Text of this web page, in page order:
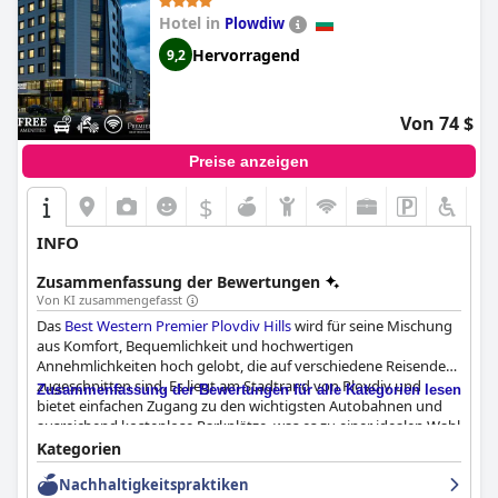
Annehmlichkeiten und das engagierte Personal sorgen für
einen angenehmen und einladenden Aufenthalt für alle Gäste.
Hotel in Plowdiw
9,2 Hervorragend
Von 74 $
Preise anzeigen
$
INFO
Zusammenfassung der Bewertungen
Von KI zusammengefasst
Das Best Western Premier Plovdiv Hillswird für seine Mischung
aus Komfort, Bequemlichkeit und hochwertigen
Annehmlichkeiten hoch gelobt, die auf verschiedene Reisende
zugeschnitten sind. Es liegt am Stadtrand von Plovdiv und
bietet einfachen Zugang zu den wichtigsten Autobahnen und
ausreichend kostenlose Parkplätze, was es zu einer idealen Wahl
für Geschäftsreisende und diejenigen macht, die die Stadt mit
dem Auto erkunden. Die Lage, etwa 20-30 Minuten zu Fuß oder
eine kurze Taxifahrt vom Stadtzentrum entfernt, gewährleistet
Zusammenfassung der Bewertungen für alle Kategorien lesen
Kategorien
Nachhaltigkeitspraktiken